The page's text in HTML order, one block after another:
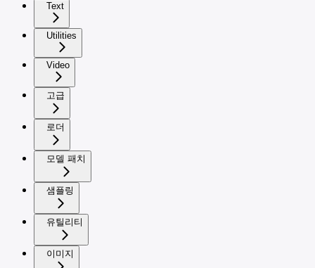
Text
Utilities
Video
고급
로더
모델 패치
샘플링
유틸리티
이미지